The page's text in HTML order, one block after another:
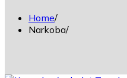
Home
Narkoba